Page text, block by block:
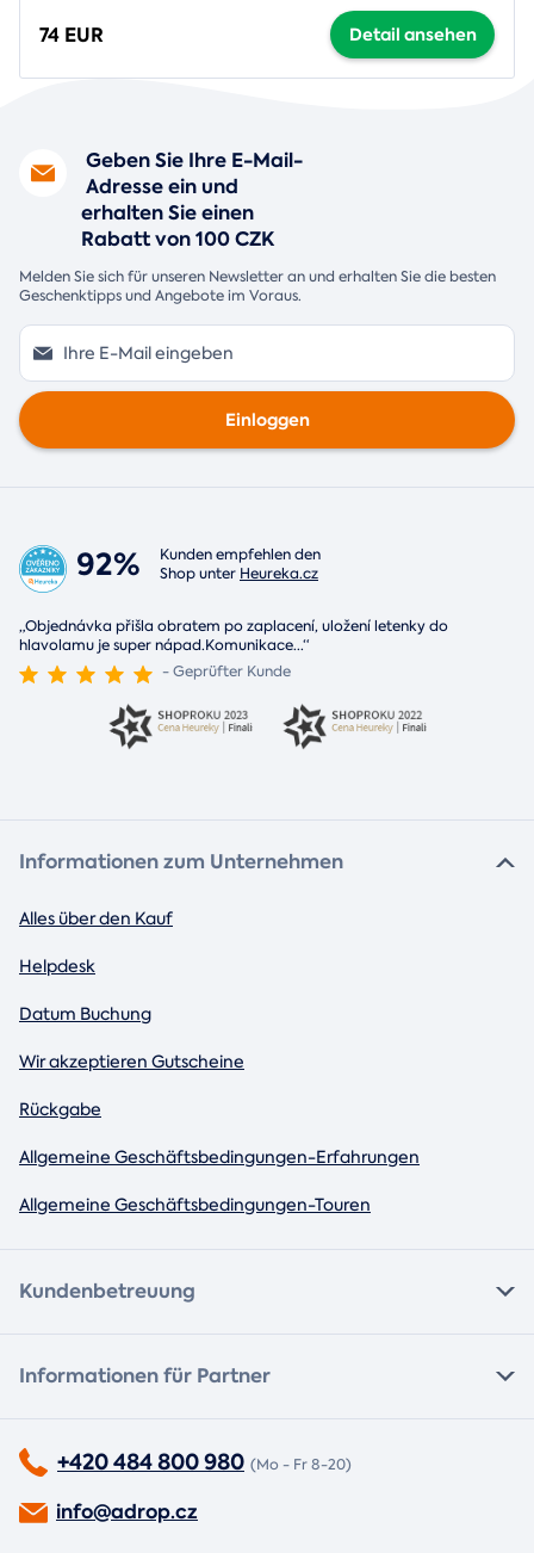
74 EUR Detail ansehen
Geben Sie Ihre E-Mail-
Adresse ein und
erhalten Sie einen
Rabatt von 100 CZK
Melden Sie sich für unseren Newsletter an und erhalten Sie die besten
Geschenktipps und Angebote im Voraus.
Einloggen
92%
Kunden empfehlen den
Shop unter Heureka.cz
„Objednávka přišla obratem po zaplacení, uložení letenky do
hlavolamu je super nápad.Komunikace...“
- Geprüfter Kunde
Informationen zum Unternehmen
Alles über den Kauf
Helpdesk
Datum Buchung
Wir akzeptieren Gutscheine
Rückgabe
Allgemeine Geschäftsbedingungen-Erfahrungen
Allgemeine Geschäftsbedingungen-Touren
Kundenbetreuung
Informationen für Partner
+420 484 800 980 (Mo - Fr 8-20)
info@adrop.cz